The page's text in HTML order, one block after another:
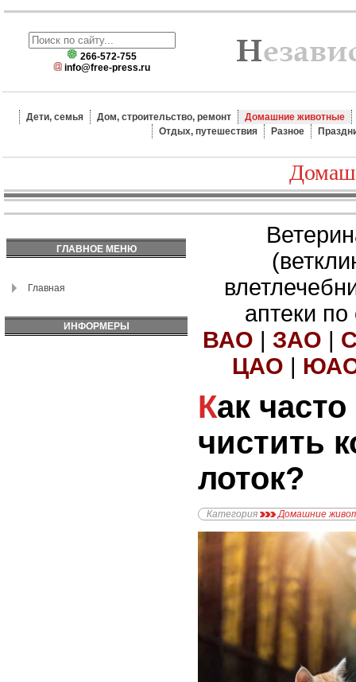
266-572-755
info@free-press.ru
Дети, семья Дом, строительство, ремонт
Домашние животные
Отдых, путешествия
Разное
ГЛАВНОЕ МЕНЮ
Главная
ИНФОРМЕРЫ
аптеки
ВАО | ЗАО |
ЦАО |
Как часто нужно
чистить
лоток?
Категория Домашние